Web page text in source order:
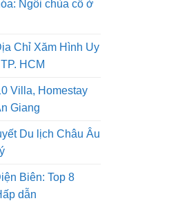
Ngôi chùa cổ ở
Chỉ Xăm Hình Uy
HCM
Villa, Homestay
Giang
Du lịch Châu Âu
Biên: Top 8
dẫn